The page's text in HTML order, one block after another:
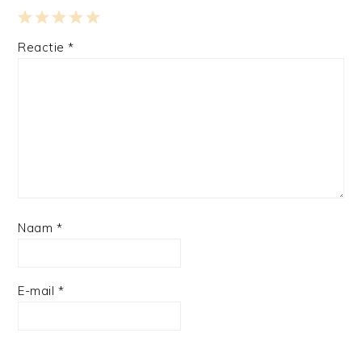
4
3
2
1
Reactie*
Naam *
E-mail *